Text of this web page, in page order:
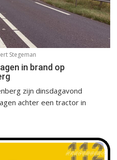
Stegeman
in brand op
zijn dinsdagavond
achter een tractor in